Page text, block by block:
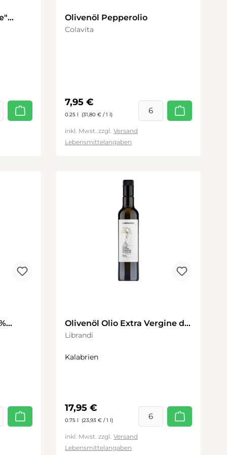
Olivenöl Pepperolio
Colavita
Regulärer Preis:
7,95 €
0.25 l (31,80 € / 1 l)
inkl. Mwst. zzgl. Versand
Lebensmittelangaben
Olivenöl Olio Extra Vergine di
Oliva 0,75l
Librandi
Kalabrien
Regulärer Preis:
17,95 €
0.75 l (23,93 € / 1 l)
inkl. Mwst. zzgl. Versand
Lebensmittelangaben